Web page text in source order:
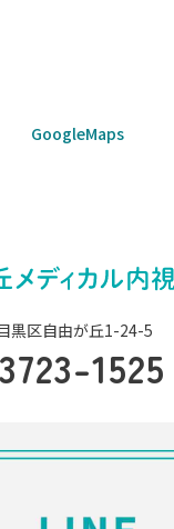
GoogleMaps
黒区自由が丘1-24-5
1525